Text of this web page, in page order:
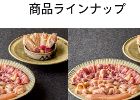
商品ラインナップ